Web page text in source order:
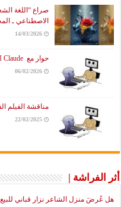
صراع “اللغة
الاصطناعي ـ
14/03/2026
حوار مع AI Claude حول التاريخ والحقيقة
06/02/2026
مناقشة الفيلم
22/02/2025
أثر الفراشة |
هل عُرضَ منزل الشاعر نزار قباني